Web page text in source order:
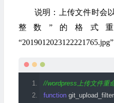
说明：上传文件时会
整数”的格式
“2019012023122221765.jpg”
//wordpress上传文件重
function git_upload_filter